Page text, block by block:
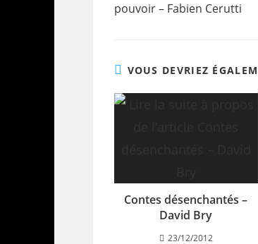
pouvoir – Fabien Cerutti
VOUS DEVRIEZ
Contes désenchantés –
David Bry
23/12/2012